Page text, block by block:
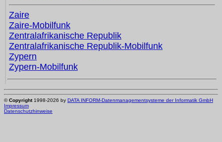
Zaire
Zaire-Mobilfunk
Zentralafrikanische Republik
Zentralafrikanische Republik-Mobilfunk
Zypern
Zypern-Mobilfunk
©Copyright1998-2026 by DATA INFORM-Datenmanagementsysteme der Informatik GmbH
Impressum
Datenschutzhinweise